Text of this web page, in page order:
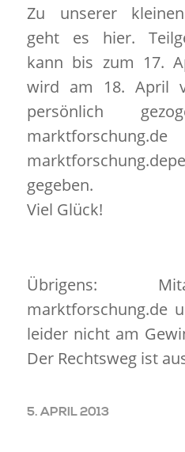
Zu unserer
geht es hier.
kann bis zum 17.
wird am 18. April
persönlich
gegeben.
Viel Glück!
Übrigens:
marktforschung.de
leider nicht am
Der Rechtsweg ist
5. APRIL 2013